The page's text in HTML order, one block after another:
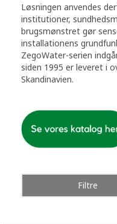
Løsningen anvendes
institutioner,
brugsmønstret gør
installationens
ZegoWater-serien
siden 1995 er leveret i
Skandinavien.
Filtre